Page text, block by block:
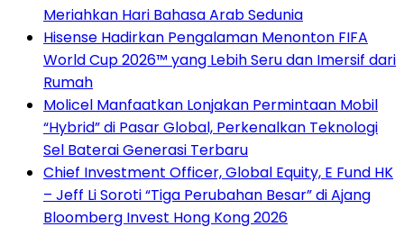
Meriahkan Hari Bahasa Arab Sedunia
Hisense Hadirkan Pengalaman Menonton FIFA
World Cup 2026™ yang Lebih Seru dan Imersif dari
Rumah
Molicel Manfaatkan Lonjakan Permintaan Mobil
“Hybrid” di Pasar Global, Perkenalkan Teknologi
Sel Baterai Generasi Terbaru
Chief Investment Officer, Global Equity, E Fund HK
– Jeff Li Soroti “Tiga Perubahan Besar” di Ajang
Bloomberg Invest Hong Kong 2026